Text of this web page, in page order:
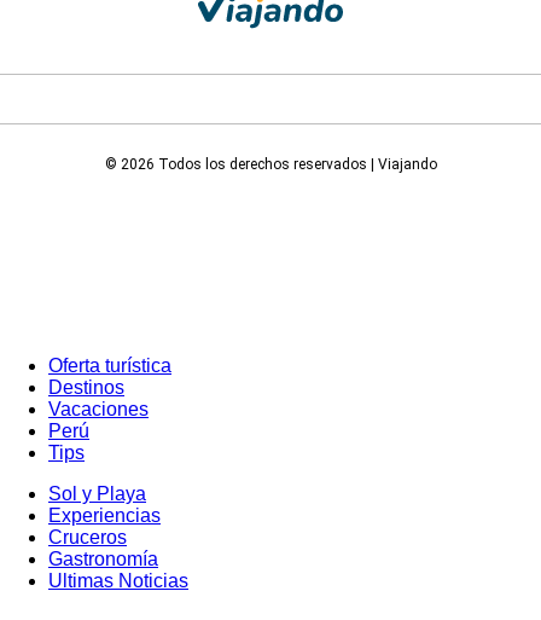
© 2026 Todos los derechos reservados | Viajando
Oferta turística
Destinos
Vacaciones
Perú
Tips
Sol y Playa
Experiencias
Cruceros
Gastronomía
Ultimas Noticias